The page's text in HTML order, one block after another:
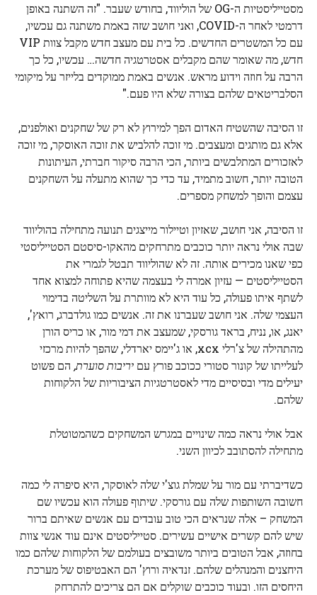
מסטייליסטיות ה-OG של הוליווד, בחודש שעבר. "זה השתנה באופן
דרמטי לאחר ה-COVID, ואני חושב שזה באמת משתנה גם עכשיו,
עם כל המשטרים החדשים. כל בית עם מעצב חדש מקבל צוות VIP
חדש, מה שאומר שהם מקבלים אסטרטגיה חדשה… עכשיו, כל כך
הרבה על חוזה וידוע מראש. אנשים באמת ממוקדים בלייזר על מיקומי
הסלבריטאים שלהם בצורה שלא היו פעם."
זו הסיבה שהשטיח האדום הפך למירוץ לא רק של שחקנים ואולפנים,
אלא גם מותגים ומעצבים. מי זוכה להלביש את זוכה האוסקר, מי זוכה
לאזכורים המתלבשים ביותר, הכי הרבה סיקור חברתי, העיתונות
הטובה יותר, חשוב מתמיד, עד כדי כך שהוא מתעלה על השחקנים
עצמם והופך למשחק מספרים.
זו הסיבה, אני חושב, שאזיון וטיילור מייצגים תנועה מתחילה בהוליווד
שבה אולי נראה יותר כוכבים מתרחקים מהאקו-סיסטם הסטייליסטי
כפי שאנו מכירים אותה. זה לא שהוליווד תבטל לגמרי את
הסטייליסטים — עזיון אמרה לי בעצמה שהיא פתוחה למצוא אחד
לשתף איתו פעולה, כל עוד היא לא מוותרת על השליטה בדימוי
העצמי שלה. אני חושב שעברנו את זה. אנשים כמו גולדברג, רואץ',
יאנג, או, נניח, בראד גורסקי, שמעצב את דמי מור, או כריס הורן
מהתהילה של צ'רלי xcx, או ג'יימס יארדלי, שהפך להיות מרכזי
לעלייתו של קונור סטורי ככוכב פורץ עם יריבות סוערת, הם פשוט
יעילים מדי ובסיסיים מדי לאסטרטגיות הציבוריות של הלקוחות
שלהם.
אבל אולי נראה כמה שינויים במגרש המשחקים כשהמטוטלת
מתחילה להסתובב לכיוון השני.
כשדיברתי עם מור על שמלת גוצ'י שלה לאוסקר, היא סיפרה לי כמה
חשובה השותפות שלה עם גורסקי. שיתוף פעולה הוא עכשיו שם
המשחק – אלה שנראים הכי טוב עובדים עם אנשים שאיתם ברור
שיש להם קשרים אישיים עשירים. סטייליסטים אינם עוד אנשי צוות
בחוזה, אבל הטובים ביותר משובצים בעולמם של הלקוחות שלהם כמו
היחצנים והמנהלים שלהם. זנדאיה ורוץ' הם האבטיפוס של מערכת
היחסים הזו. ובעוד כוכבים שוקלים אם הם צריכים להתרחק